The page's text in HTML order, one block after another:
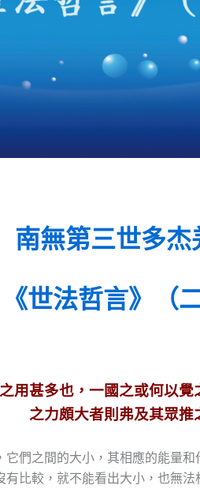
南無第三世多杰
《世法哲言》（
用甚多也，一國之或何以
之力頗大者則弗及其眾推
它們之間的大小，其相應的能量
有比較，就不能看出大小，也無